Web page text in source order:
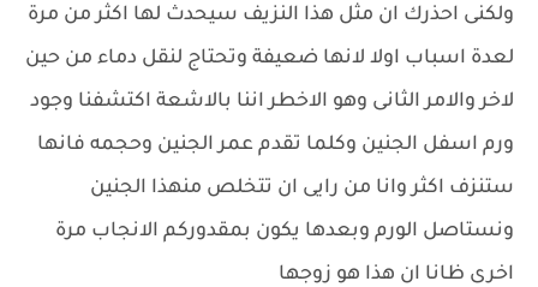
ولكنى احذرك ان مثل هذا النزيف سيحدث لها اكثر من مرة
لعدة اسباب اولا لانها ضعيفة وتحتاج لنقل دماء من حين
لاخر والامر الثانى وهو الاخطر اننا بالاشعة اكتشفنا وجود
ورم اسفل الجنين وكلما تقدم عمر الجنين وحجمه فانها
ستنزف اكثر وانا من رايى ان تتخلص منهذا الجنين
ونستاصل الورم وبعدها يكون بمقدوركم الانجاب مرة
اخرى ظانا ان هذا هو زوجها